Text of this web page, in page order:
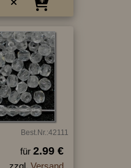
Best.Nr.:42111
für 2.99 €
zzgl. Versand